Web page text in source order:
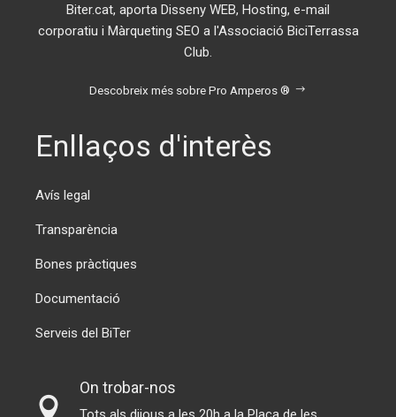
Biter.cat, aporta Disseny WEB, Hosting, e-mail
corporatiu i Màrqueting SEO a l'Associació BiciTerrassa
Club.
Descobreix més sobre Pro Amperos ®
Enllaços d'interès
Avís legal
Transparència
Bones pràctiques
Documentació
Serveis del BiTer
On trobar-nos